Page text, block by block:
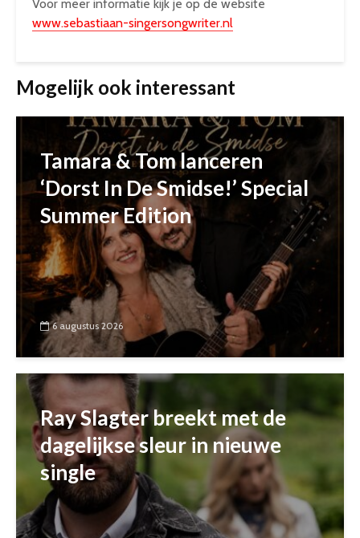
Voor meer informatie kijk je op de website
www.sebastiaan-singersongwriter.nl
Mogelijk ook interessant
Tamara & Tom lanceren
‘Dorst In De Smidse!’ Special
Summer Edition
6 augustus 2026
Ray Slagter breekt met de
dagelijkse sleur in nieuwe
single